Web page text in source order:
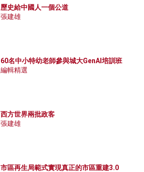
歷史給中國人一個公道
張建雄
60名中小特幼老師參與城大GenAI培訓班
編輯精選
西方世界兩批政客
張建雄
市區再生局範式實現真正的市區重建3.0